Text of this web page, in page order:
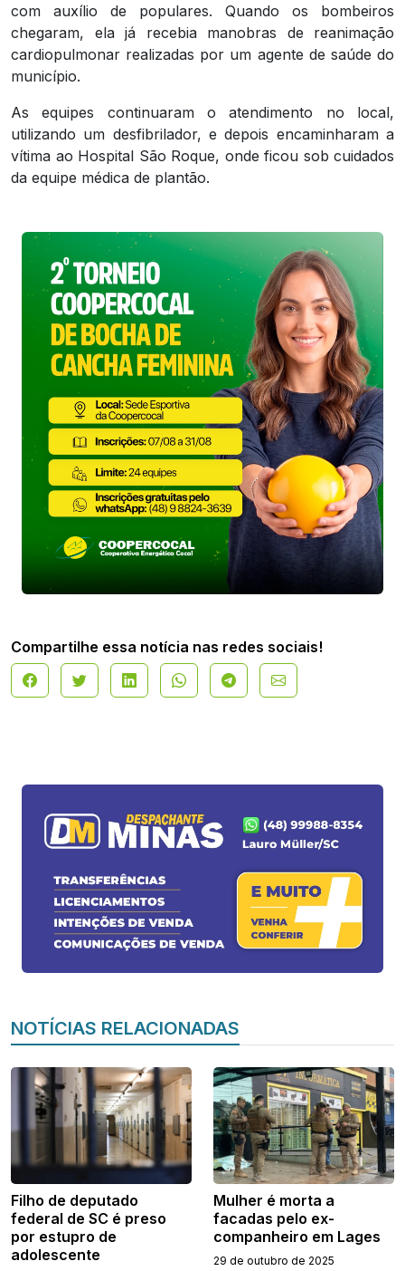
com auxílio de populares. Quando os bombeiros
chegaram, ela já recebia manobras de reanimação
cardiopulmonar realizadas por um agente de saúde do
município.
As equipes continuaram o atendimento no local,
utilizando um desfibrilador, e depois encaminharam a
vítima ao Hospital São Roque, onde ficou sob cuidados
da equipe médica de plantão.
Compartilhe essa notícia nas redes sociais!
NOTÍCIAS RELACIONADAS
Filho de deputado
federal de SC é preso
por estupro de
adolescente
Mulher é morta a
facadas pelo ex-
companheiro em Lages
29 de outubro de 2025